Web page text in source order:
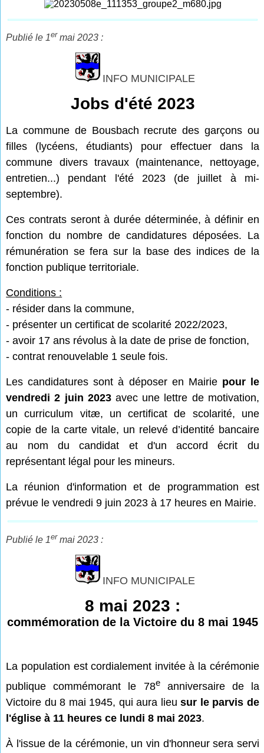
Publié le 1er mai 2023 :
INFO MUNICIPALE
Jobs d'été 2023
La commune de Bousbach recrute des garçons ou
filles (lycéens, étudiants) pour effectuer dans la
commune divers travaux (maintenance, nettoyage,
entretien...) pendant l'été 2023 (de juillet à mi-
septembre).
Ces contrats seront à durée déterminée, à définir en
fonction du nombre de candidatures déposées. La
rémunération se fera sur la base des indices de la
fonction publique territoriale.
Conditions :
- résider dans la commune,
- présenter un certificat de scolarité 2022/2023,
- avoir 17 ans révolus à la date de prise de fonction,
- contrat renouvelable 1 seule fois.
Les candidatures sont à déposer en Mairie pour le
vendredi 2 juin 2023avec une lettre de motivation,
un curriculum vitæ, un certificat de scolarité, une
copie de la carte vitale, un relevé d’identité bancaire
au nom du candidat et d'un accord écrit du
représentant légal pour les mineurs.
La réunion d'information et de programmation est
prévue le vendredi 9 juin 2023 à 17 heures en Mairie.
Publié le 1er mai 2023 :
INFO MUNICIPALE
8 mai 2023 :
commémoration de la Victoire du 8 mai 1945
La population est cordialement invitée à la cérémonie
publique commémorant le 78eanniversaire de la
Victoire du 8 mai 1945, qui aura lieusur le parvis de
l'église à 11 heuresce lundi 8 mai 2023.
À l'issue de la cérémonie, un vin d'honneur sera servi